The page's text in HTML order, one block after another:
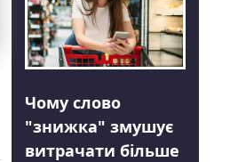
Чому слово
"знижка" змушує
витрачати більше